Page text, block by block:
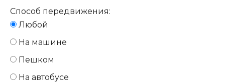
Способ передвижения:
Любой
На машине
Пешком
На автобусе